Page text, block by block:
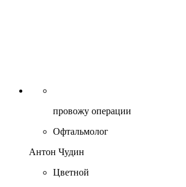
«Российсая медицинская академия
2025 г.
Alcon, «Контактная коррекция
МГУ имени М.В.Ломоносова,
провожу операции
Офтальмолог
Антон Чудин
Цветной